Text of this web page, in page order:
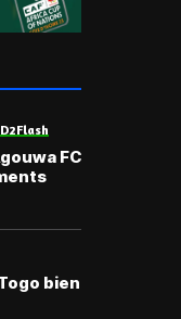
Flash
FC
bien